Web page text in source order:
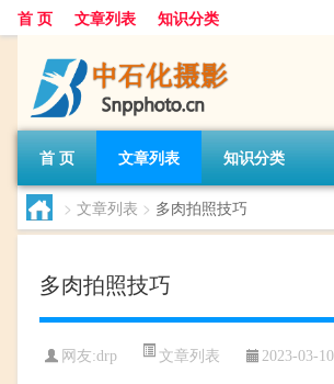
首 页 文章列表 知识分类
首 页 文章列表 知识分类
> 文章列表 > 多肉拍照技巧
多肉拍照技巧
网友:drp 文章列表 2023-03-